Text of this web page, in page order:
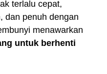
terlalu cepat,
dan penuh dengan
menawarkan
untuk berhenti